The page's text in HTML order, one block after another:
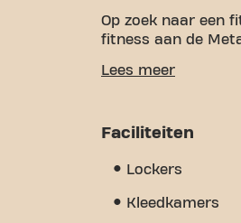
Op zoek naar een
fitness aan de
Wij begrijpen hoe
apparatuur, video-
aanmoediging en
fitness en
Lees meer
Faciliteiten
Lockers
Kleedkamers